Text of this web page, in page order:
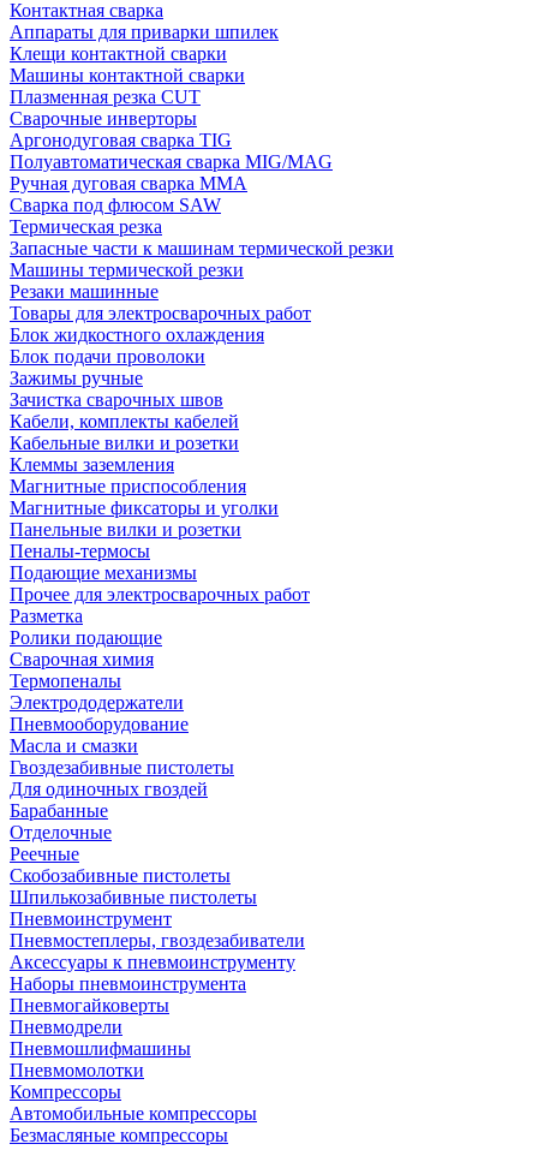
Контактная сварка
Аппараты для приварки шпилек
Клещи контактной сварки
Машины контактной сварки
Плазменная резка CUT
Сварочные инверторы
Аргонодуговая сварка TIG
Полуавтоматическая сварка MIG/MAG
Ручная дуговая сварка MMA
Сварка под флюсом SAW
Термическая резка
Запасные части к машинам термической резки
Машины термической резки
Резаки машинные
Товары для электросварочных работ
Блок жидкостного охлаждения
Блок подачи проволоки
Зажимы ручные
Зачистка сварочных швов
Кабели, комплекты кабелей
Кабельные вилки и розетки
Клеммы заземления
Магнитные приспособления
Магнитные фиксаторы и уголки
Панельные вилки и розетки
Пеналы-термосы
Подающие механизмы
Прочее для электросварочных работ
Разметка
Ролики подающие
Сварочная химия
Термопеналы
Электрододержатели
Пневмооборудование
Масла и смазки
Гвоздезабивные пистолеты
Для одиночных гвоздей
Барабанные
Отделочные
Реечные
Скобозабивные пистолеты
Шпилькозабивные пистолеты
Пневмоинструмент
Пневмостеплеры, гвоздезабиватели
Аксессуары к пневмоинструменту
Наборы пневмоинструмента
Пневмогайковерты
Пневмодрели
Пневмошлифмашины
Пневмомолотки
Компрессоры
Автомобильные компрессоры
Безмасляные компрессоры